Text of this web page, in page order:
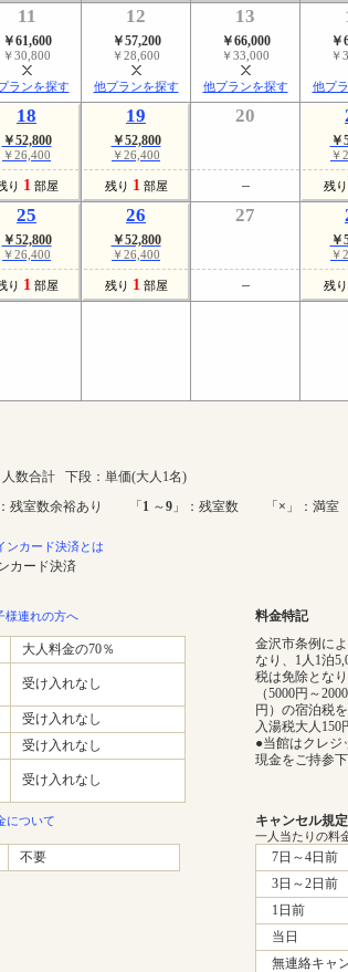
11
￥61,600
￥30,800
ランを探す
12
￥57,200
￥28,600
他プランを探す
13
￥66,000
￥33,000
他プランを探す
￥
￥
他プ
18
￥52,800
￥26,400
り 1 部屋
19
￥52,800
￥26,400
残り 1 部屋
20
￥
￥
残り
25
￥52,800
￥26,400
り 1 部屋
26
￥52,800
￥26,400
残り 1 部屋
27
￥
￥
残り
人数合計 下段：単価(大人1名)
：残室数余裕あり 「1 ～9 」：残室数 「× 」：満
ンカード決済とは
カード決済
様連れの方へ 料金特記
大人料金の70％
受け入れなし
受け入れなし
受け入れなし
受け入れなし
金沢市条例に
なり、1人1泊
税は免除とな
（5000円～
円）の宿泊税
入湯税大人150
●当館はクレジ
現金をご持参
について キャンセル規定
一人当たりの料
不要 7日～4日前
3日～2日前
1日前
当日
無連絡キャ